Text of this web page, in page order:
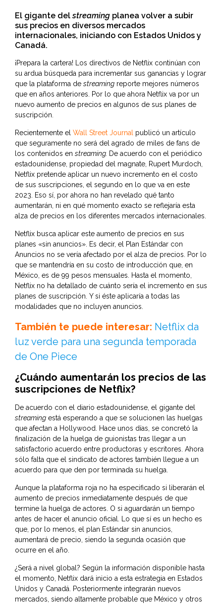
El gigante delstreaming planea volver a subir
sus precios en diversos mercados
internacionales, iniciando con Estados Unidos y
Canadá.
¡Prepara la cartera! Los directivos de Netflix continúan con
su ardua búsqueda para incrementar sus ganancias y lograr
que la plataforma de streaming reporte mejores números
que en años anteriores. Por lo que ahora Netflix va por un
nuevo aumento de precios en algunos de sus planes de
suscripción.
Recientemente el Wall Street Journal publicó un artículo
que seguramente no será del agrado de miles de fans de
los contenidos en streaming. De acuerdo con el periódico
estadounidense, propiedad del magnate, Rupert Murdoch,
Netflix pretende aplicar un nuevo incremento en el costo
de sus suscripciones, el segundo en lo que va en este
2023. Eso sí, por ahora no han revelado qué tanto
aumentarán, ni en qué momento exacto se reflejaría esta
alza de precios en los diferentes mercados internacionales.
Netflix busca aplicar este aumento de precios en sus
planes «sin anuncios». Es decir, el Plan Estándar con
Anuncios no se vería afectado por el alza de precios. Por lo
que se mantendría en su costo de introducción que, en
México, es de 99 pesos mensuales. Hasta el momento,
Netflix no ha detallado de cuánto sería el incremento en sus
planes de suscripción. Y si éste aplicaría a todas las
modalidades que no incluyen anuncios.
También te puede interesar: Netflix da
luz verde para una segunda temporada
de One Piece
¿Cuándo aumentarán los precios de las
suscripciones de Netflix?
De acuerdo con el diario estadounidense, el gigante del
streaming está esperando a que se solucionen las huelgas
que afectan a Hollywood. Hace unos días, se concretó la
finalización de la huelga de guionistas tras llegar a un
satisfactorio acuerdo entre productoras y escritores. Ahora
sólo falta que el sindicato de actores también llegue a un
acuerdo para que den por terminada su huelga.
Aunque la plataforma roja no ha especificado si liberarán el
aumento de precios inmediatamente después de que
termine la huelga de actores. O si aguardarán un tiempo
antes de hacer el anuncio oficial. Lo que sí es un hecho es
que, por lo menos, el plan Estándar sin anuncios,
aumentará de precio, siendo la segunda ocasión que
ocurre en el año.
¿Será a nivel global? Según la información disponible hasta
el momento, Netflix dará inicio a esta estrategia en Estados
Unidos y Canadá. Posteriormente integrarán nuevos
mercados, siendo altamente probable que México y otros